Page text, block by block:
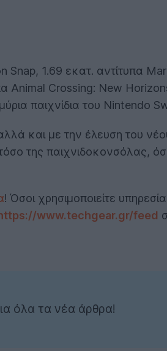
Snap, 1.69 εκατ. αντίτυπα
Animal Crossing: New
παιχνίδια του Nintendo
και με την έλευση του
της παιχνιδοκονσόλας,
! Όσοι χρησιμοποιείτε
www.techgear.gr/feed
όλα τα νέα άρθρα!